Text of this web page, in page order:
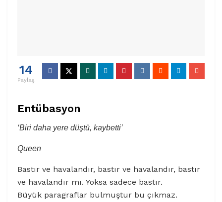
14
Paylaş
Entübasyon
‘Biri daha yere düştü, kaybetti’
Queen
Bastır ve havalandır, bastır ve havalandır, bastır
ve havalandır mı. Yoksa sadece bastır.
Büyük paragraflar bulmuştur bu çıkmaz.